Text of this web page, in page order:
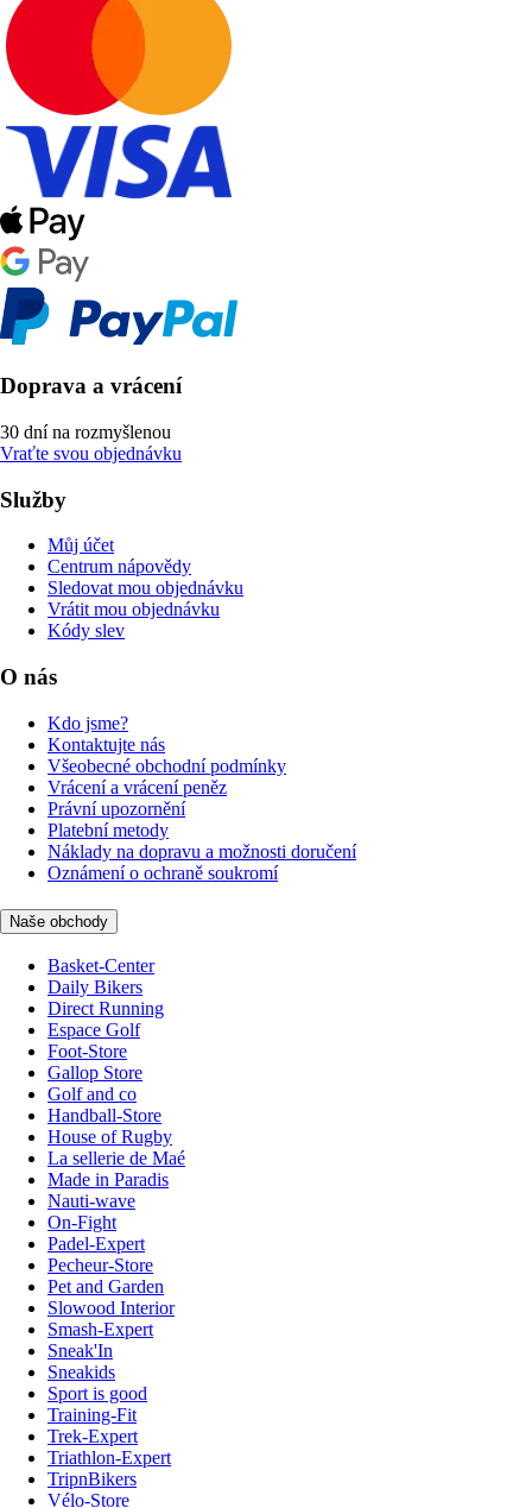
Doprava a vrácení
30 dní na rozmyšlenou
Vraťte svou objednávku
Služby
Můj účet
Centrum nápovědy
Sledovat mou objednávku
Vrátit mou objednávku
Kódy slev
O nás
Kdo jsme?
Kontaktujte nás
Všeobecné obchodní podmínky
Vrácení a vrácení peněz
Právní upozornění
Platební metody
Náklady na dopravu a možnosti doručení
Oznámení o ochraně soukromí
Naše obchody
Basket-Center
Daily Bikers
Direct Running
Espace Golf
Foot-Store
Gallop Store
Golf and co
Handball-Store
House of Rugby
La sellerie de Maé
Made in Paradis
Nauti-wave
On-Fight
Padel-Expert
Pecheur-Store
Pet and Garden
Slowood Interior
Smash-Expert
Sneak'In
Sneakids
Sport is good
Training-Fit
Trek-Expert
Triathlon-Expert
TripnBikers
Vélo-Store